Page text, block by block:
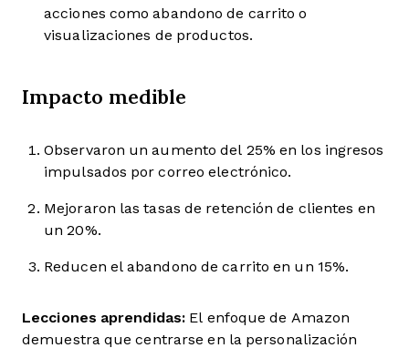
acciones como abandono de carrito o
visualizaciones de productos.
Impacto medible
Observaron un aumento del 25% en los ingresos
impulsados por correo electrónico.
Mejoraron las tasas de retención de clientes en
un 20%.
Reducen el abandono de carrito en un 15%.
Lecciones aprendidas: El enfoque de Amazon
demuestra que centrarse en la personalización